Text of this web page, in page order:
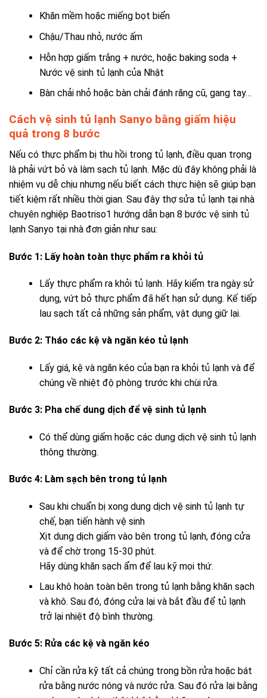
Khăn mềm hoặc miếng bọt biển
Chậu/Thau nhỏ, nước ấm
Hỗn hợp giấm trắng + nước, hoặc baking soda +
Nước vệ sinh tủ lạnh của Nhật
Bàn chải nhỏ hoặc bàn chải đánh răng cũ, gang tay…
Cách vệ sinh tủ lạnh Sanyo bằng giấm hiệu
quả trong 8 bước
Nếu có thực phẩm bị thu hồi trong tủ lạnh, điều quan trọng
là phải vứt bỏ và làm sạch tủ lạnh. Mặc dù đây không phải là
nhiệm vụ dễ chịu nhưng nếu biết cách thực hiện sẽ giúp bạn
tiết kiệm rất nhiều thời gian. Sau đây thợ sửa tủ lạnh tại nhà
chuyên nghiệp Baotriso1 hướng dẫn bạn 8 bước vệ sinh tủ
lạnh Sanyo tại nhà đơn giản như sau:
Bước 1: Lấy hoàn toàn thực phẩm ra khỏi tủ
Lấy thực phẩm ra khỏi tủ lạnh. Hãy kiểm tra ngày sử
dụng, vứt bỏ thực phẩm đã hết hạn sử dụng. Kế tiếp
lau sạch tất cả những sản phẩm, vật dụng giữ lại.
Bước 2: Tháo các kệ và ngăn kéo tủ lạnh
Lấy giá, kệ và ngăn kéo của bạn ra khỏi tủ lạnh và để
chúng về nhiệt độ phòng trước khi chùi rửa.
Bước 3: Pha chế dung dịch để vệ sinh tủ lạnh
Có thể dùng giấm hoặc các dung dịch vệ sinh tủ lạnh
thông thường.
Bước 4: Làm sạch bên trong tủ lạnh
Sau khi chuẩn bị xong dung dịch vệ sinh tủ lạnh tự
chế, bạn tiến hành vệ sinh
Xịt dung dịch giấm vào bên trong tủ lạnh, đóng cửa
và để chờ trong 15-30 phút.
Hãy dùng khăn sạch ẩm để lau kỹ mọi thứ.
Lau khô hoàn toàn bên trong tủ lạnh bằng khăn sạch
và khô. Sau đó, đóng cửa lại và bắt đầu để tủ lạnh
trở lại nhiệt độ bình thường.
Bước 5: Rửa các kệ và ngăn kéo
Chỉ cần rửa kỹ tất cả chúng trong bồn rửa hoặc bát
rửa bằng nước nóng và nước rửa. Sau đó rửa lại bằng